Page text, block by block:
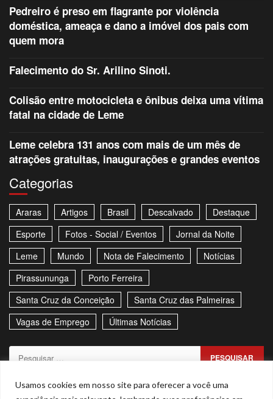
Usamos cookies em nosso site para oferecer a você uma
Pedreiro é preso em flagrante por violência
doméstica, ameaça e dano a imóvel dos pais com
quem mora
Falecimento do Sr. Arilino Sinoti.
Colisão entre motocicleta e ônibus deixa uma vítima
fatal na cidade de Leme
Leme celebra 131 anos com mais de um mês de
atrações gratuitas, inaugurações e grandes eventos
Categorias
Araras Artigos Brasil Descalvado
Destaque
Esporte
Fotos - Social / Eventos
Jornal da Noite
Leme
Mundo Nota de Falecimento
Notícias
Pirassununga
Porto Ferreira
Santa Cruz da Conceição
Santa Cruz das Palmeiras
Vagas de Emprego
Últimas Notícias
Pesquisar
Sitemap Política de Privacidade Contato